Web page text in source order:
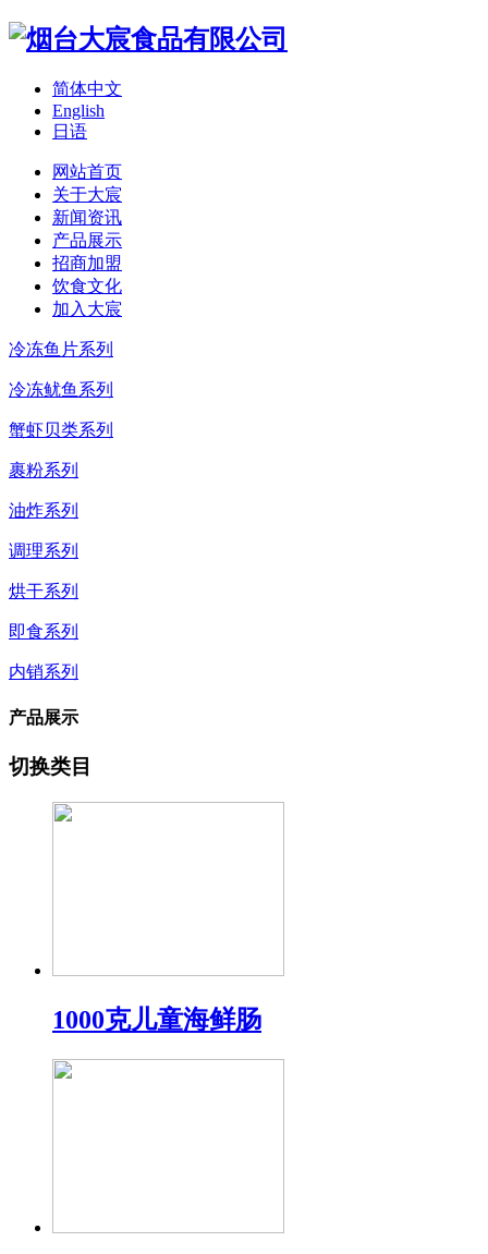
简体中文
English
日语
网站首页
关于大宸
新闻资讯
产品展示
招商加盟
饮食文化
加入大宸
冷冻鱼片系列
冷冻鱿鱼系列
蟹虾贝类系列
裹粉系列
油炸系列
调理系列
烘干系列
即食系列
内销系列
产品展示
切换类目
1000克儿童海鲜肠